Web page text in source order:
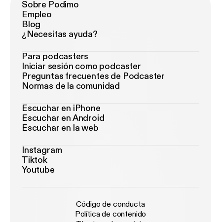
Sobre Podimo
Empleo
Blog
¿Necesitas ayuda?
Para podcasters
Iniciar sesión como podcaster
Preguntas frecuentes de Podcaster
Normas de la comunidad
Escuchar en iPhone
Escuchar en Android
Escuchar en la web
Instagram
Tiktok
Youtube
Código de conducta
Política de contenido